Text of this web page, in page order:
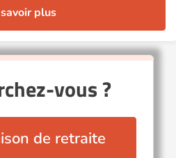
plus
vous ?
de retraite